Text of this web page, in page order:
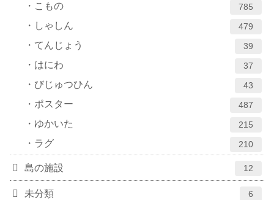
こもの 785
しゃしん 479
てんじょう 39
はにわ 37
びじゅつひん 43
ポスター 487
ゆかいた 215
ラグ 210
島の施設 12
未分類 6